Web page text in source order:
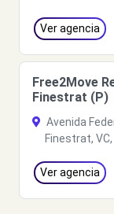
Ver agencia
Free2Move
Finestrat (P)
Avenida
Finestrat,
Ver agencia